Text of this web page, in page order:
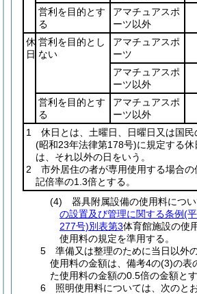
営利を目的とす
る
アマチュアスポ
ーツ以外
休
日
営利を目的とし
ない
アマチュアスポ
ーツ
アマチュアスポ
ーツ以外
営利を目的とす
る
アマチュアスポ
ーツ以外
1 休日とは、土曜日、日曜日又は国民
(昭和23年法律第178号)に規定する休
は、それ以外の日をいう。
2 市外居住の者が専用使用する場合の
記倍率の1.3倍とする。
(4) 器具附属設備の使用料につ
の設置及び管理に関する条例(
277号)別表第3体育館施設の使
使用料の規定を準用する。
5 準備又は整理のために当日以外
使用料の金額は、備考4の(3)の表
た使用料の金額の0.5倍の金額とす
6 照明使用料については、次のとお